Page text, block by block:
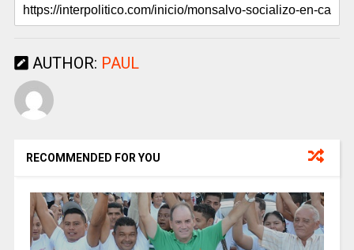
AUTHOR: PAUL
RECOMMENDED FOR YOU